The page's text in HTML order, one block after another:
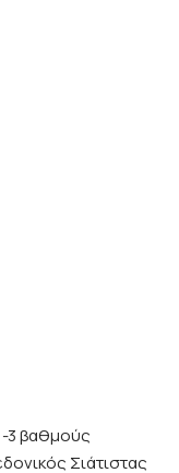
-3 βαθμούς
Σιάτιστας